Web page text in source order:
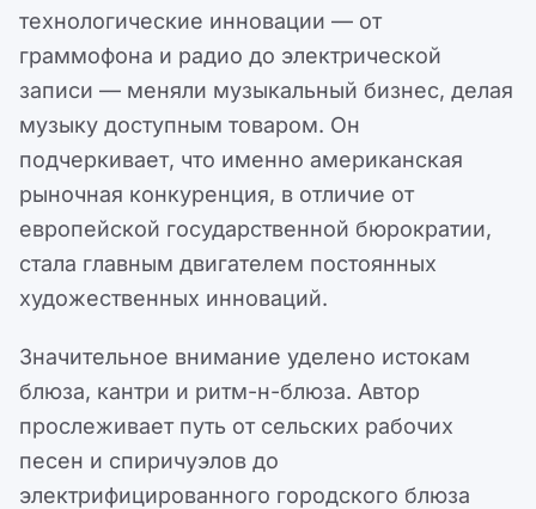
технологические инновации — от
граммофона и радио до электрической
записи — меняли музыкальный бизнес, делая
музыку доступным товаром. Он
подчеркивает, что именно американская
рыночная конкуренция, в отличие от
европейской государственной бюрократии,
стала главным двигателем постоянных
художественных инноваций.
Значительное внимание уделено истокам
блюза, кантри и ритм-н-блюза. Автор
прослеживает путь от сельских рабочих
песен и спиричуэлов до
электрифицированного городского блюза